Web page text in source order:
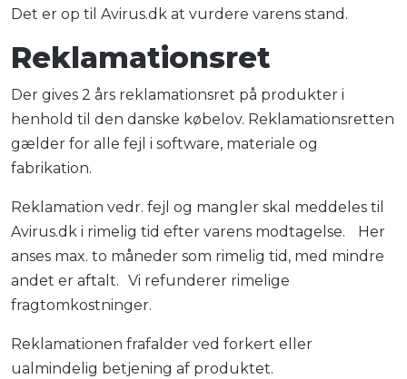
Det er op til Avirus.dk at vurdere varens stand.
Reklamationsret
Der gives 2 års reklamationsret på produkter i
henhold til den danske købelov. Reklamationsretten
gælder for alle fejl i software, materiale og
fabrikation.
Reklamation vedr. fejl og mangler skal meddeles til
Avirus.dk i rimelig tid efter varens modtagelse. Her
anses max. to måneder som rimelig tid, med mindre
andet er aftalt. Vi refunderer rimelige
fragtomkostninger.
Reklamationen frafalder ved forkert eller
ualmindelig betjening af produktet.